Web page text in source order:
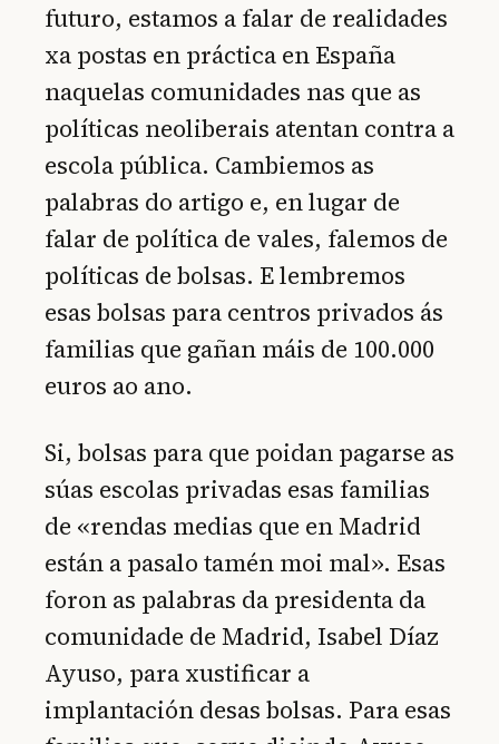
futuro, estamos a falar de realidades
xa postas en práctica en España
naquelas comunidades nas que as
políticas neoliberais atentan contra a
escola pública. Cambiemos as
palabras do artigo e, en lugar de
falar de política de vales, falemos de
políticas de bolsas. E lembremos
esas bolsas para centros privados ás
familias que gañan máis de 100.000
euros ao ano.
Si, bolsas para que poidan pagarse as
súas escolas privadas esas familias
de «rendas medias que en Madrid
están a pasalo tamén moi mal». Esas
foron as palabras da presidenta da
comunidade de Madrid, Isabel Díaz
Ayuso, para xustificar a
implantación desas bolsas. Para esas